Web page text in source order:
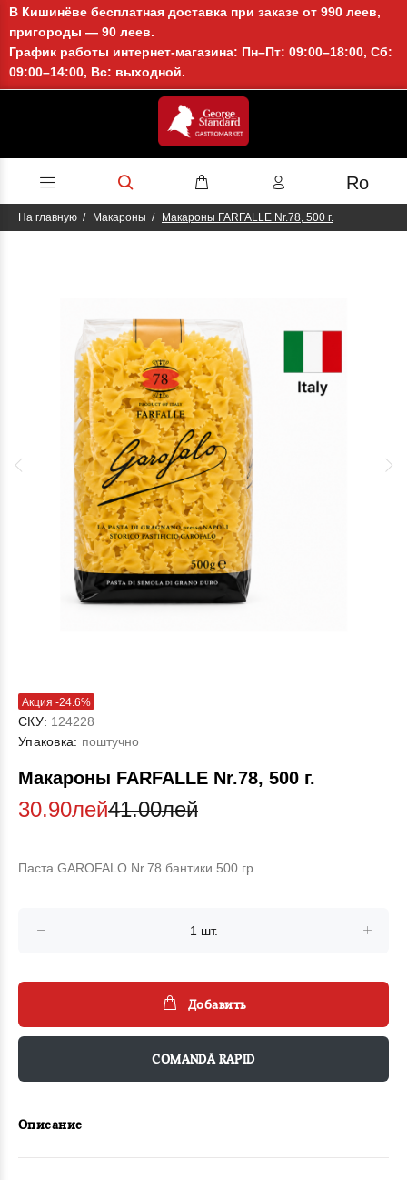
В Кишинёве бесплатная доставка при заказе от 990 леев,
пригороды — 90 леев.
График работы интернет-магазина: Пн–Пт: 09:00–18:00, Сб:
09:00–14:00, Вс: выходной.
Ro
На главную Макароны Макароны FARFALLE Nr.78, 500 г.
Акция -24.6%
СКУ: 124228
Упаковка: поштучно
Макароны FARFALLE Nr.78, 500 г.
30.90лей41.00лей
Паста GAROFALO Nr.78 бантики 500 гр
Добавить
COMANDĂ RAPID
Описание